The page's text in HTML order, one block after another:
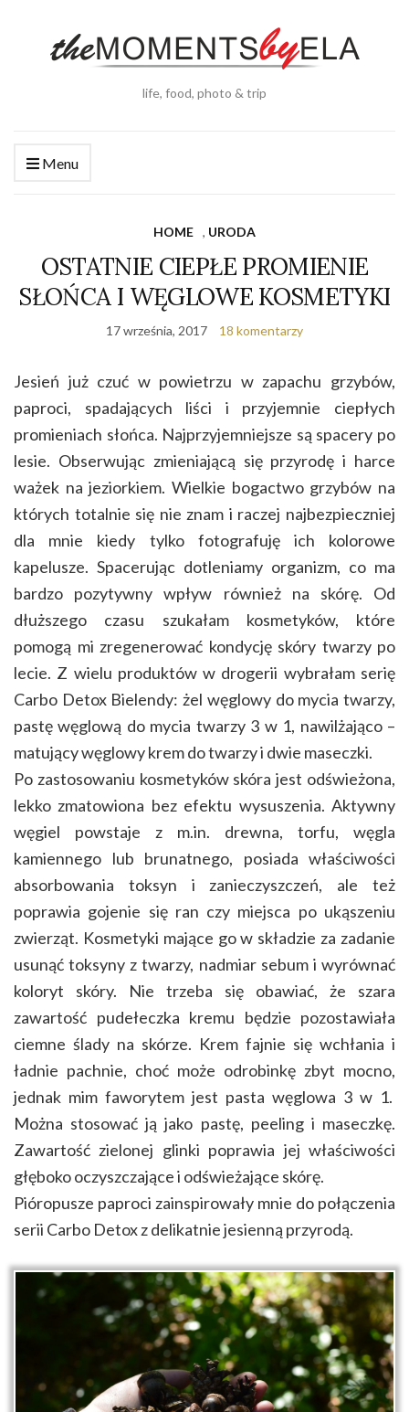
life, food, photo & trip
Menu
HOME , URODA
OSTATNIE CIEPŁE PROMIENIE
SŁOŃCA I WĘGLOWE KOSMETYKI
17 września, 2017 18 komentarzy
Jesień już czuć w powietrzu w zapachu grzybów,
paproci, spadających liści i przyjemnie ciepłych
promieniach słońca. Najprzyjemniejsze są spacery po
lesie. Obserwując zmieniającą się przyrodę i harce
ważek na jeziorkiem. Wielkie bogactwo grzybów na
których totalnie się nie znam i raczej najbezpieczniej
dla mnie kiedy tylko fotografuję ich kolorowe
kapelusze. Spacerując dotleniamy organizm, co ma
bardzo pozytywny wpływ również na skórę. Od
dłuższego czasu szukałam kosmetyków, które
pomogą mi zregenerować kondycję skóry twarzy po
lecie. Z wielu produktów w drogerii wybrałam serię
Carbo Detox Bielendy: żel węglowy do mycia twarzy,
pastę węglową do mycia twarzy 3 w 1, nawilżająco –
matujący węglowy krem do twarzy i dwie maseczki.
Po zastosowaniu kosmetyków skóra jest odświeżona,
lekko zmatowiona bez efektu wysuszenia. Aktywny
węgiel powstaje z m.in. drewna, torfu, węgla
kamiennego lub brunatnego, posiada właściwości
absorbowania toksyn i zanieczyszczeń, ale też
poprawia gojenie się ran czy miejsca po ukąszeniu
zwierząt. Kosmetyki mające go w składzie za zadanie
usunąć toksyny z twarzy, nadmiar sebum i wyrównać
koloryt skóry. Nie trzeba się obawiać, że szara
zawartość pudełeczka kremu będzie pozostawiała
ciemne ślady na skórze. Krem fajnie się wchłania i
ładnie pachnie, choć może odrobinkę zbyt mocno,
jednak mim faworytem jest pasta węglowa 3 w 1.
Można stosować ją jako pastę, peeling i maseczkę.
Zawartość zielonej glinki poprawia jej właściwości
głęboko oczyszczające i odświeżające skórę.
Pióropusze paproci zainspirowały mnie do połączenia
serii Carbo Detox z delikatnie jesienną przyrodą.